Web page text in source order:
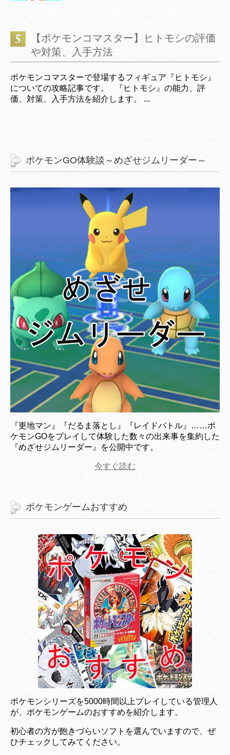
【ポケモンコマスター】ヒトモシの評価
や対策、入手方法
ポケモンコマスターで登場するフィギュア『ヒトモシ』
についての攻略記事です。 『ヒトモシ』の能力、評
価、対策、入手方法を紹介します。 ...
ポケモンGO体験談～めざせジムリーダー～
『更地マン』『だるま落とし』『レイドバトル』……ポ
ケモンGOをプレイして体験した数々の出来事を集約した
『めざせジムリーダー』を公開中です。
今すぐ読む
ポケモンゲームおすすめ
ポケモンシリーズを5000時間以上プレイしている管理人
が、ポケモンゲームのおすすめを紹介します。
初心者の方が飽きづらいソフトを選んでいますので、ぜ
ひチェックしてみてください。